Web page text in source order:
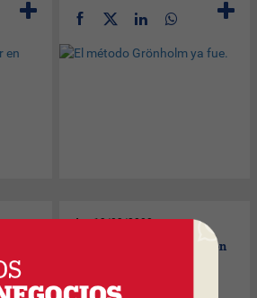
Jue13/03/2008
Ferias de la construcción en